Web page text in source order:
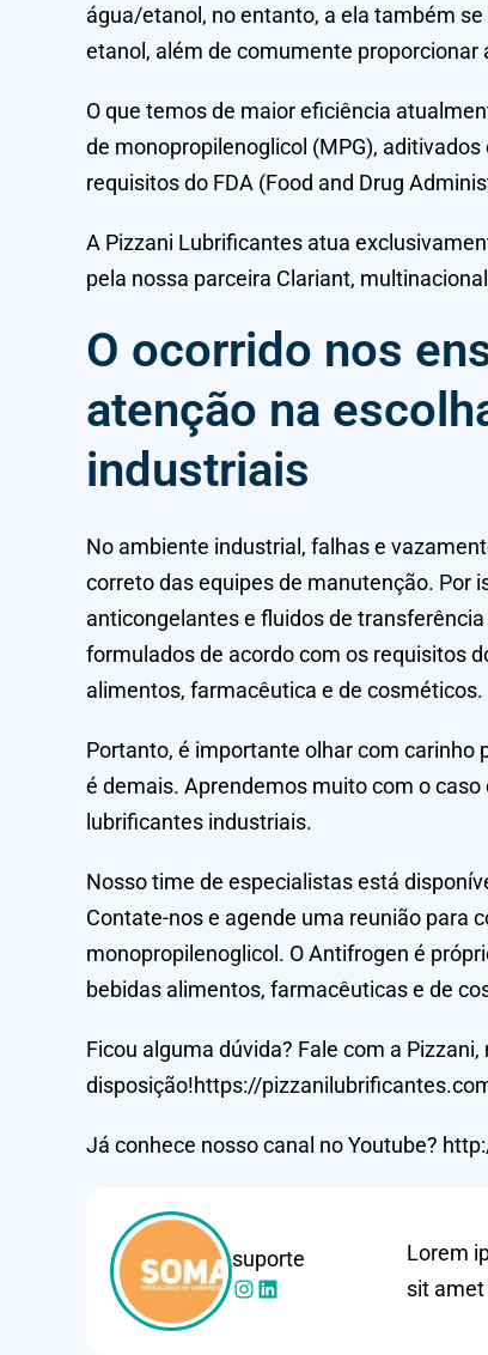
água/etanol, no entanto, a ela também
etanol, além de comumente
O que temos de maior eficiência
de monopropilenoglicol (MPG),
requisitos do FDA (Food and Drug
A Pizzani Lubrificantes atua
pela nossa parceira Clariant,
O ocorrido nos
atenção na
industriais
No ambiente industrial, falhas e
correto das equipes de manutenção. Por
anticongelantes e fluidos de
formulados de acordo com os requisitos
alimentos, farmacêutica e de cosméticos.
Portanto, é importante olhar com carinho
é demais. Aprendemos muito com o
lubrificantes industriais.
Nosso time de especialistas está
Contate-nos e agende uma reunião para
monopropilenoglicol. O Antifrogen é
bebidas alimentos, farmacêuticas e de
Ficou alguma dúvida? Fale com a
disposição!https://
Já conhece nosso canal no Youtube?
suporte
Lorem
sit